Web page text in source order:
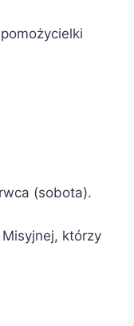
(sobota).
którzy